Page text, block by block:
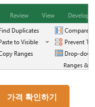
가격 확인하기